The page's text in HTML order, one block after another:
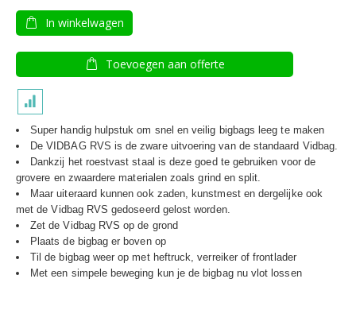
In winkelwagen
Toevoegen aan offerte
Super handig hulpstuk om snel en veilig bigbags leeg te maken
De VIDBAG RVS is de zware uitvoering van de standaard Vidbag.
Dankzij het roestvast staal is deze goed te gebruiken voor de
grovere en zwaardere materialen zoals grind en split.
Maar uiteraard kunnen ook zaden, kunstmest en dergelijke ook
met de Vidbag RVS gedoseerd gelost worden.
Zet de Vidbag RVS op de grond
Plaats de bigbag er boven op
Til de bigbag weer op met heftruck, verreiker of frontlader
Met een simpele beweging kun je de bigbag nu vlot lossen